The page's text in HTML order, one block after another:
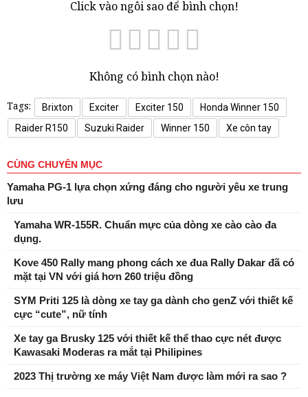
Click vào ngôi sao để bình chọn!
Không có bình chọn nào!
Tags: Brixton Exciter Exciter 150
Honda Winner 150
Raider R150
Suzuki Raider Winner 150 Xe côn tay
CÙNG CHUYÊN MỤC
Yamaha PG-1 lựa chọn xứng đáng cho người yêu xe trung
lưu
Yamaha WR-155R. Chuẩn mực của dòng xe cào cào đa
dụng.
Kove 450 Rally mang phong cách xe đua Rally Dakar đã có
mặt tại VN với giá hơn 260 triệu đồng
SYM Priti 125 là dòng xe tay ga dành cho genZ với thiết kế
cực “cute”, nữ tính
Xe tay ga Brusky 125 với thiết kế thể thao cực nét được
Kawasaki Moderas ra mắt tại Philipines
2023 Thị trường xe máy Việt Nam được làm mới ra sao ?